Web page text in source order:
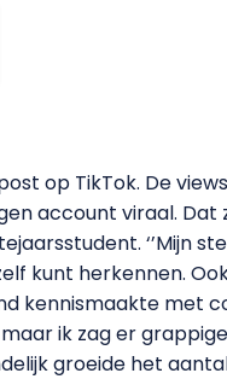
op TikTok. De
account viraal.
‘’Mijn
kunt herkennen.
kennismaakte met
ik zag er
groeide het